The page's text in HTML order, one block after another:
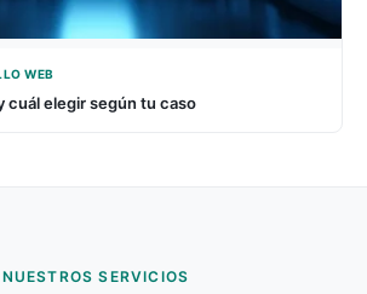
WEB
cuál elegir según tu caso
NUESTROS SERVICIOS